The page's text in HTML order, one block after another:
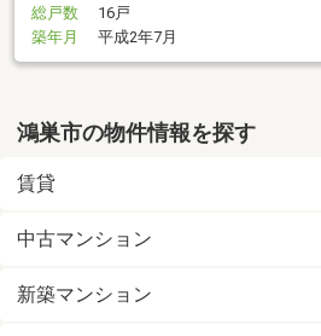
総戸数
16戸
築年月
平成2年7月
鴻巣市の物件情報を探す
賃貸
中古マンション
新築マンション